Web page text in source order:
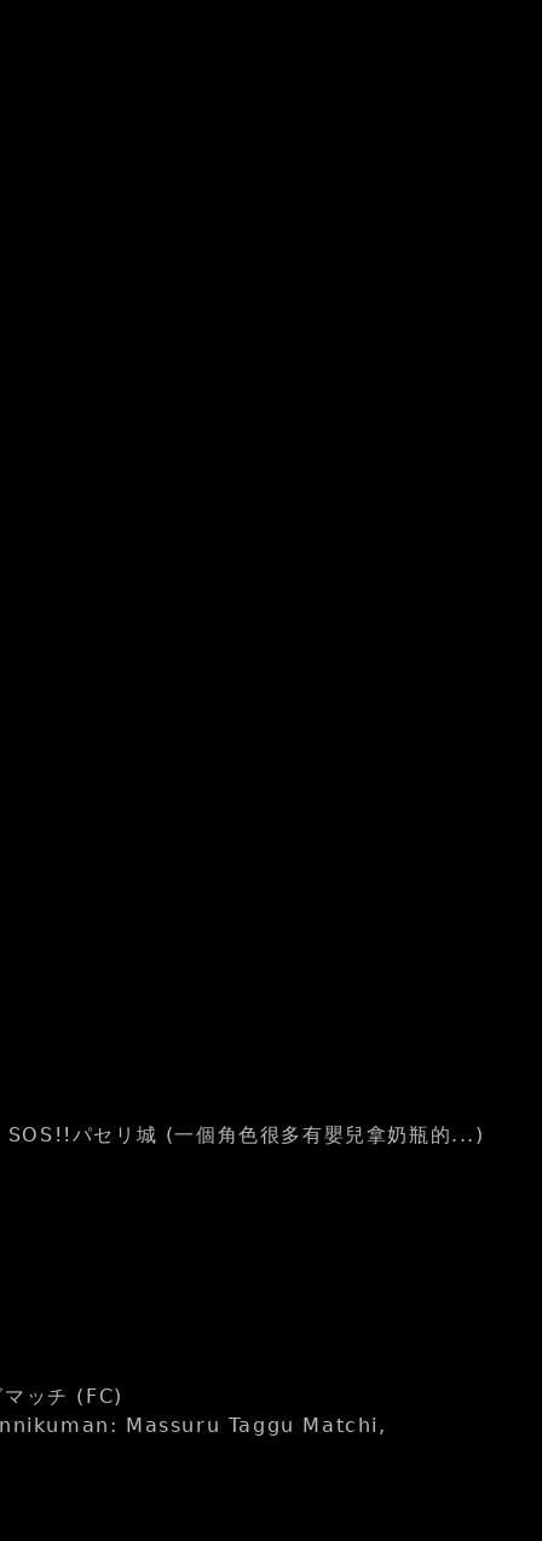
パセリ城 (一個角色很多有嬰兒拿奶瓶的...)
ッチ (FC)
Massuru Taggu Matchi,